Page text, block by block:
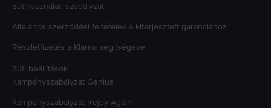
Sütihasználati szabályzat
Általános szerződési feltételek a kiterjesztett garanciához
Részletfizetés a Klarna segítségével
Süti beállítások
Kampányszabályzat Genius
Kampányszabályzat Rejoy Again